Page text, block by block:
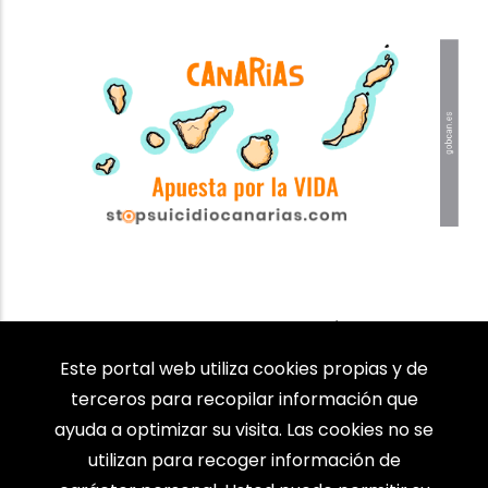
Espacio dirigido a la población general
para la prevención del suicidio en
Canarias, con información preventiva para
afectado/as y familiares/allegados.
Este portal web utiliza cookies propias y de
terceros para recopilar información que
ayuda a optimizar su visita. Las cookies no se
utilizan para recoger información de